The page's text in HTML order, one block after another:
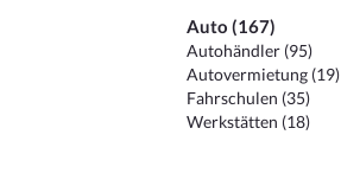
Auto (167)
Autohändler (95)
Autovermietung (19)
Fahrschulen (35)
Werkstätten (18)